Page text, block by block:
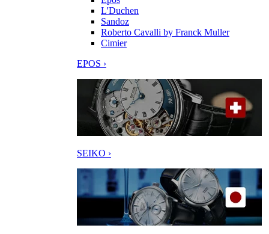
L'Duchen
Sandoz
Roberto Cavalli by Franck Muller
Cimier
EPOS ›
SEIKO ›